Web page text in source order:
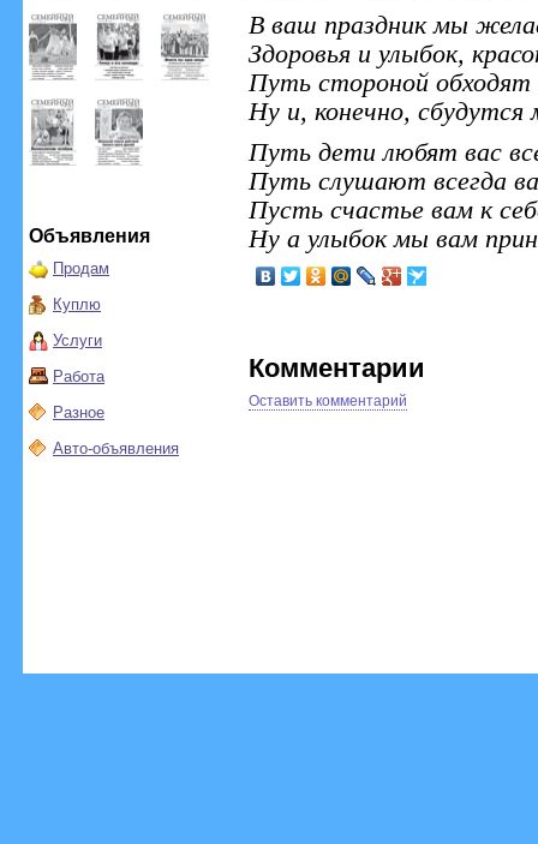
Объявления
Продам
Куплю
Услуги
Работа
Разное
Авто-объявления
В ваш праздник мы
Здоровья и улыбок,
Путь стороной обходят
Ну и, конечно,
Путь дети любят вас
Путь слушают всегда
Пусть счастье вам к
Ну а улыбок мы вам
Комментарии
Оставить комментарий